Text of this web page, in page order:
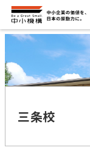
三条校